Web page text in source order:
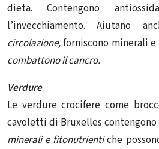
dieta. Contengono
l’invecchiamento. Aiutano
circolazione,forniscono minerali
combattono il cancro.
Verdure
Le verdure crocifere come
cavoletti di Bruxelles
minerali e fitonutrientiche